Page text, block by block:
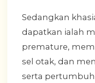
Sedangkan
dapatkan ialah
premature,
sel otak, dan
serta